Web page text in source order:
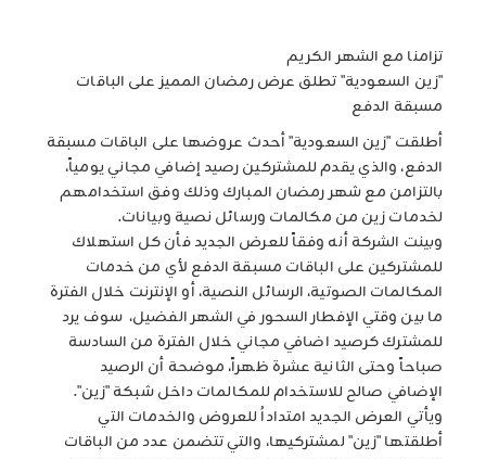
تزامنا مع الشهر الكريم
"زين السعودية" تطلق عرض رمضان المميز على الباقات
مسبقة الدفع
أطلقت "زين السعودية" أحدث عروضها على الباقات مسبقة
الدفع، والذي يقدم للمشتركين رصيد إضافي مجاني يومياً،
بالتزامن مع شهر رمضان المبارك وذلك وفق استخدامهم
لخدمات زين من مكالمات ورسائل نصية وبيانات.
وبينت الشركة أنه وفقاً للعرض الجديد فأن كل استهلاك
للمشتركين على الباقات مسبقة الدفع لأي من خدمات
المكالمات الصوتية، الرسائل النصية، أو الإنترنت خلال الفترة
ما بين وقتي الإفطار السحور في الشهر الفضيل، سوف يرد
للمشترك كرصيد اضافي مجاني خلال الفترة من السادسة
صباحاً وحتى الثانية عشرة ظهراً، موضحة أن الرصيد
الإضافي صالح للاستخدام للمكالمات داخل شبكة "زين".
ويأتي العرض الجديد امتداداُ للعروض والخدمات التي
أطلقتها "زين" لمشتركيها، والتي تتضمن عدد من الباقات